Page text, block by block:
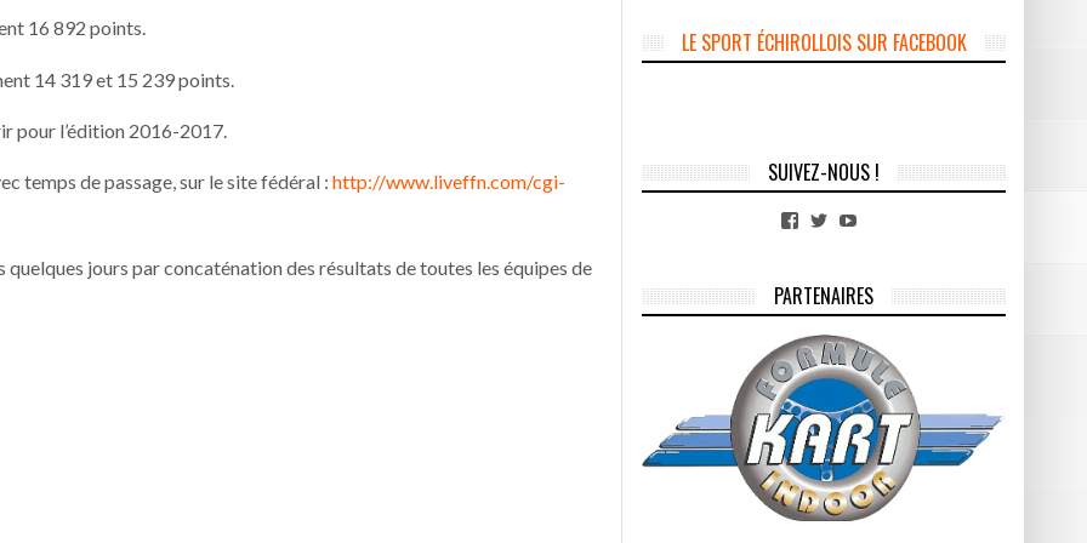
16 892 points.
14 319 et 15 239 points.
pour l’édition 2016-2017.
temps de passage, sur le site fédéral : http://www.liveffn.com/cgi-
jours par concaténation des résultats de toutes les équipes de
LE SPORT ÉCHIROLLOIS SUR FACEBOOK
SUIVEZ-NOUS !
Facebook
Twitter
PARTENAIRES